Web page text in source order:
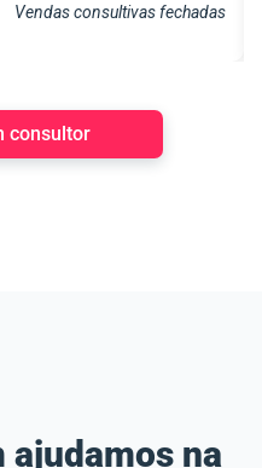
Vendas consultivas fechadas
consultor
ajudamos na